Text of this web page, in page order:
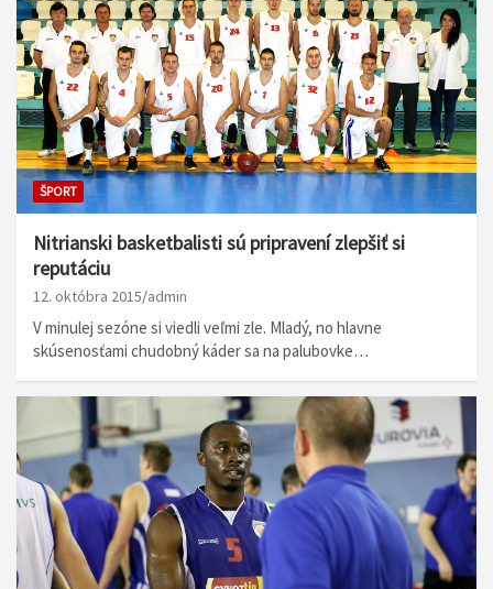
ŠPORT
Nitrianski basketbalisti sú pripravení zlepšiť si
reputáciu
12. októbra 2015 admin
V minulej sezóne si viedli veľmi zle. Mladý, no hlavne
skúsenosťami chudobný káder sa na palubovke…